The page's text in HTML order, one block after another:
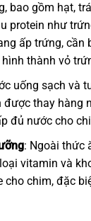
bao gồm hạt,
protein như
ấp trứng, cần
thành vỏ
uống sạch và
được thay hàng
đủ nước cho
: Ngoài thức
vitamin và
cho chim, đặc